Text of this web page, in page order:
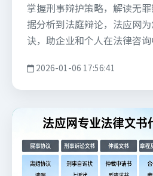
掌握刑事辩护策略，解读无
据分析到法庭辩论，法应网
诀，助企业和个人在法律咨询
2026-01-06 17:56:41